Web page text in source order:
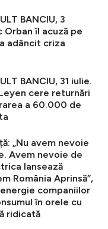
BANCIU, 3
Orban îl acuză pe
adâncit criza
BANCIU, 31 iulie.
cere returnări
a 60.000 de
„Nu avem nevoie
Avem nevoie de
lansează
România Aprinsă”,
companiilor
în orele cu
ridicată